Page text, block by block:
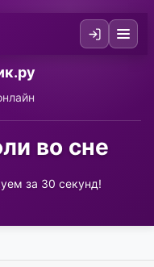
во сне
за 30 секунд!